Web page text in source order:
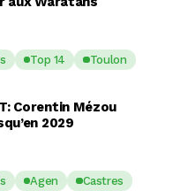
Top 14
Toulon
Corentin Mézou
2029
Agen
Castres